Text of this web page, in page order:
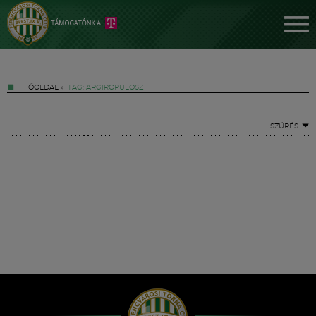
FŐOLDAL » TAG: ARGIROPULOSZ
SZŰRÉS
Hírek